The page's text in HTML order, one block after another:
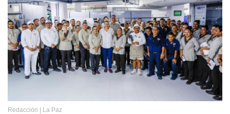
Redacción | La Paz